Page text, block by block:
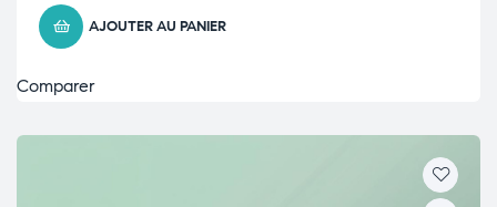
AJOUTER AU PANIER
Comparer